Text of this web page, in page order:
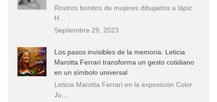
Rostros bonitos de mujeres dibujados a lápiz
H…
Septiembre 29, 2023
Los pasos invisibles de la memoria: Leticia
Marotta Ferrari transforma un gesto cotidiano
en un símbolo universal
Leticia Marotta Ferrari en la exposición Color
Jo…